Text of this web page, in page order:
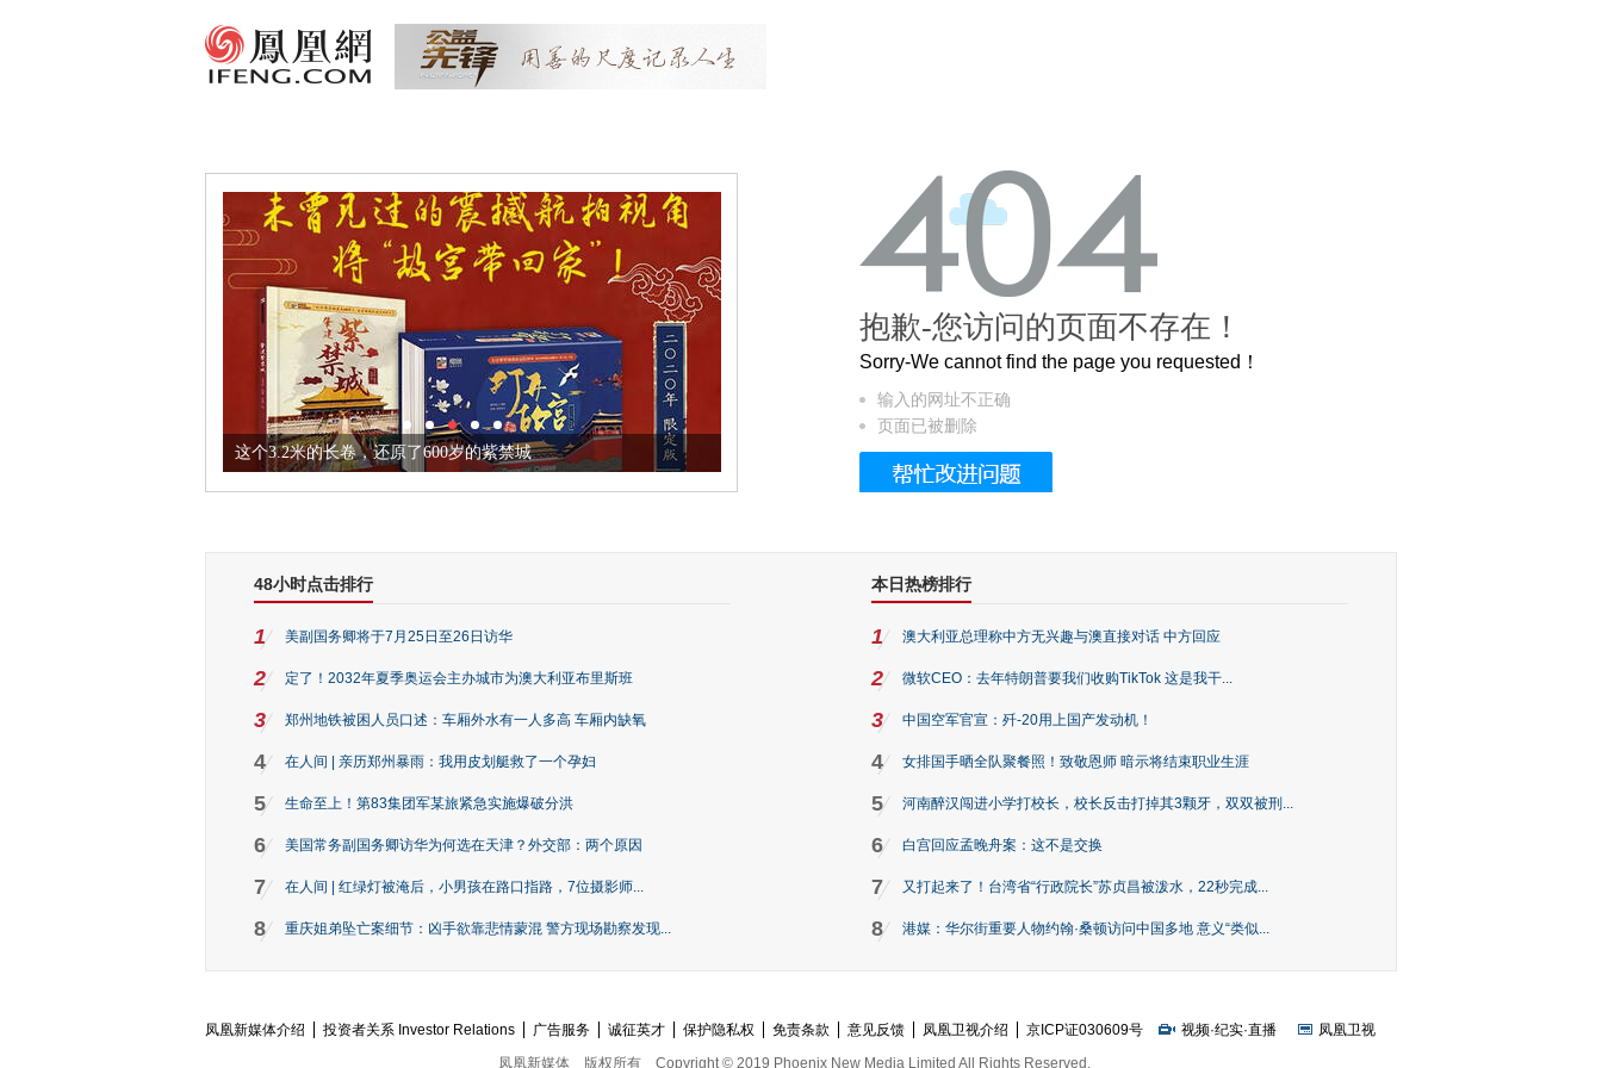
这个3.2米的长卷，还原了600岁的紫禁城 曲奇届的“爱马仕”把你的爱封在罐子里送给TA
抱歉-您访问的页面不存在！
Sorry-We cannot find the page you requested！
输入的网址不正确
页面已被删除
48小时点击排行
1 美副国务卿将于7月25日至26日访华
2 定了！2032年夏季奥运会主办城市为澳大利亚布里斯班
3 郑州地铁被困人员口述：车厢外水有一人多高 车厢内缺氧
4 在人间 | 亲历郑州暴雨：我用皮划艇救了一个孕妇
5 生命至上！第83集团军某旅紧急实施爆破分洪
6 美国常务副国务卿访华为何选在天津？外交部：两个原因
7 在人间 | 红绿灯被淹后，小男孩在路口指路，7位摄影师...
8 重庆姐弟坠亡案细节：凶手欲靠悲情蒙混 警方现场勘察发现...
本日热榜排行
1 澳大利亚总理称中方无兴趣与澳直接对话 中方回应
2 微软CEO：去年特朗普要我们收购TikTok 这是我干...
3 中国空军官宣：歼-20用上国产发动机！
4 女排国手晒全队聚餐照！致敬恩师 暗示将结束职业生涯
5 河南醉汉闯进小学打校长，校长反击打掉其3颗牙，双双被刑...
6 白宫回应孟晚舟案：这不是交换
7 又打起来了！台湾省“行政院长”苏贞昌被泼水，22秒完成...
8 港媒：华尔街重要人物约翰·桑顿访问中国多地 意义“类似...
凤凰新媒体介绍 投资者关系 Investor Relations 广告服务 诚征英才 保护隐私权 免责条款 意见反馈 凤凰卫视介绍 京ICP证030609号 视频·纪实·直播
凤凰卫视
凤凰新媒体
版权所有 Copyright © 2019 Phoenix New Media Limited All Rights Reserved.